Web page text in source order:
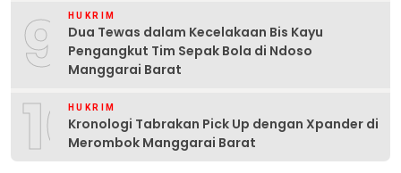
9 HUKRIM
Dua Tewas dalam Kecelakaan Bis Kayu
Pengangkut Tim Sepak Bola di Ndoso
Manggarai Barat
10HUKRIM
Kronologi Tabrakan Pick Up dengan Xpander di
Merombok Manggarai Barat